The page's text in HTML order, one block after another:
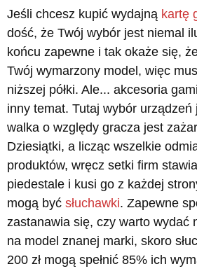
Jeśli chcesz kupić wydajną kartę
dość, że Twój wybór jest niemal
końcu zapewne i tak okaże się,
Twój wymarzony model, więc
niższej półki. Ale... akcesoria
inny temat. Tutaj wybór urządzeń
walka o względy gracza jest
Dziesiątki, a licząc wszelkie
produktów, wręcz setki firm
piedestale i kusi go z każdej
mogą być słuchawki. Zapewne
zastanawia się, czy warto wydać
na model znanej marki, skoro
200 zł mogą spełnić 85% ich